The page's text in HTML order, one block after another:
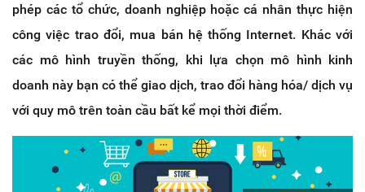
phép các tổ chức, doanh nghiệp hoặc cá nhân thực hiện
công việc trao đổi, mua bán hệ thống Internet. Khác với
các mô hình truyền thống, khi lựa chọn mô hình kinh
doanh này bạn có thể giao dịch, trao đổi hàng hóa/ dịch vụ
với quy mô trên toàn cầu bất kể mọi thời điểm.